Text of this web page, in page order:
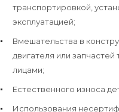
транспортировкой,
эксплуатацией;
Вмешательства в
двигателя или запчастей
лицами;
Естественного износа
Использования